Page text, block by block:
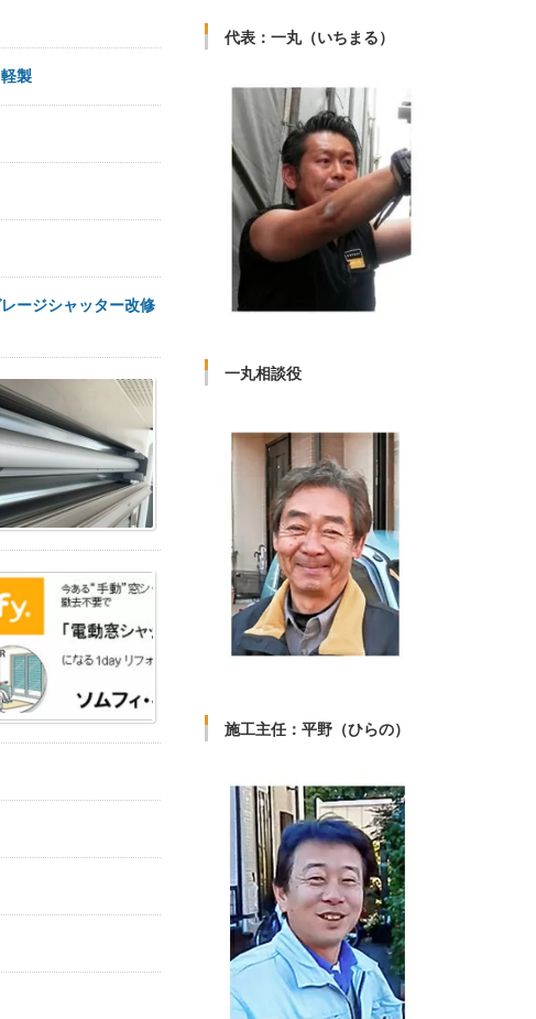
製
ジシャッター改修
代表：一丸（いちまる）
一丸相談役
施工主任：平野（ひらの）